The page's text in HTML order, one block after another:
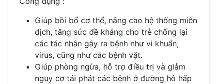
Giúp bồi bổ cơ thể, nâng cao hệ thống miễn
dịch, tăng sức đề kháng cho trẻ chống lại
các tác nhân gây ra bệnh như vi khuẩn,
virus, cũng như các bệnh vặt.
Giúp phòng ngừa, hỗ trợ điều trị và giảm
nguy cơ tái phát các bệnh ở đường hô hấp